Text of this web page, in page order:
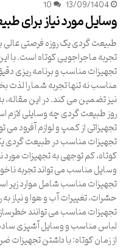
13/09/1404
10
وسایل مورد نیاز برای
طبیعت گردی یک روزه فرصتی عالی
تجربه ماجراجویی کوتاه است. با
تجهیزات مناسب و برنامه ریزی
مناسب نه تنها تجربه شما را لذت
نیز تضمین می کند. در این
روز طبیعت گردی چه وسایلی لازم
تجهیزاتی از کمپ و لوازم آفرود می
تجهیزات مناسب در طبیعت گردی
کوتاه، کم توجهی به تجهیزات
وسایل مناسب می تواند تجربه
تجهیزات مناسب شامل موارد زیر
حشرات، تغییرات آب و هوا و نیاز
تجهیزات مناسب می توانند
لباس مناسب و وسایل آشپزی
از زمان کوتاه: با داشتن تجهیزات